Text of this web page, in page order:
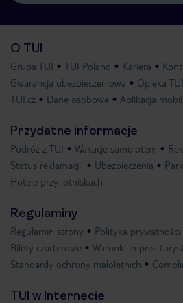
O TUI
Grupa TUI TUI Poland Kariera
Gwarancja ubezpieczeniowa
Opieka
TUI.cz
Dane osobowe Aplikacja
Przydatne informacje
Podróż z TUI Wakacje samolotem
Status reklamacji
Ubezpieczenia
Hotele przy lotniskach
Regulaminy
Regulamin strony Polityka prywatności
Bilety czarterowe
Warunki imprez
Standardy ochrony małoletnich
TUI w Internecie